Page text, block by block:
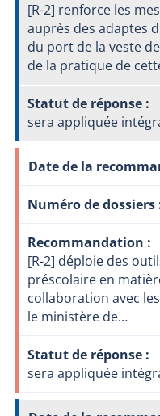
[R-2] renforce les
auprès des adaptes
du port de la veste
de la pratique de
sera appliquée
[R-2] déploie des
préscolaire en
collaboration avec
le ministère de…
sera appliquée